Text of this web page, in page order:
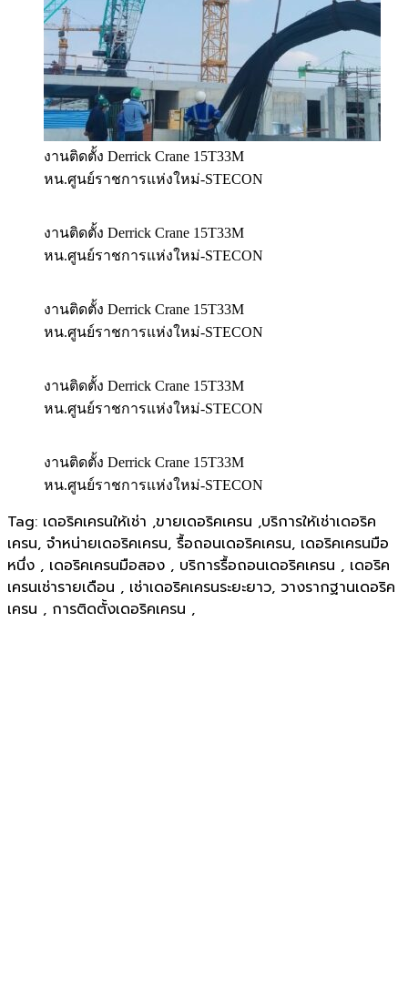
งานติดตั้ง Derrick Crane 15T33M
หน.ศูนย์ราชการแห่งใหม่-STECON
งานติดตั้ง Derrick Crane 15T33M
หน.ศูนย์ราชการแห่งใหม่-STECON
งานติดตั้ง Derrick Crane 15T33M
หน.ศูนย์ราชการแห่งใหม่-STECON
งานติดตั้ง Derrick Crane 15T33M
หน.ศูนย์ราชการแห่งใหม่-STECON
งานติดตั้ง Derrick Crane 15T33M
หน.ศูนย์ราชการแห่งใหม่-STECON
Tag: เดอริคเครนให้เช่า ,ขายเดอริคเครน ,บริการให้เช่าเดอริค
เครน, จำหน่ายเดอริคเครน, รื้อถอนเดอริคเครน, เดอริคเครนมือ
หนึ่ง , เดอริคเครนมือสอง , บริการรื้อถอนเดอริคเครน , เดอริค
เครนเช่ารายเดือน , เช่าเดอริคเครนระยะยาว, วางรากฐานเดอริค
เครน , การติดตั้งเดอริคเครน ,